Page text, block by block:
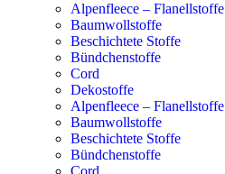
Alpenfleece – Flanellstoffe
Baumwollstoffe
Beschichtete Stoffe
Bündchenstoffe
Cord
Dekostoffe
Alpenfleece – Flanellstoffe
Baumwollstoffe
Beschichtete Stoffe
Bündchenstoffe
Cord